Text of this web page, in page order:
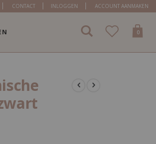
CONTACT INLOGGEN ACCOUNT AANMAKEN
Cart
0items